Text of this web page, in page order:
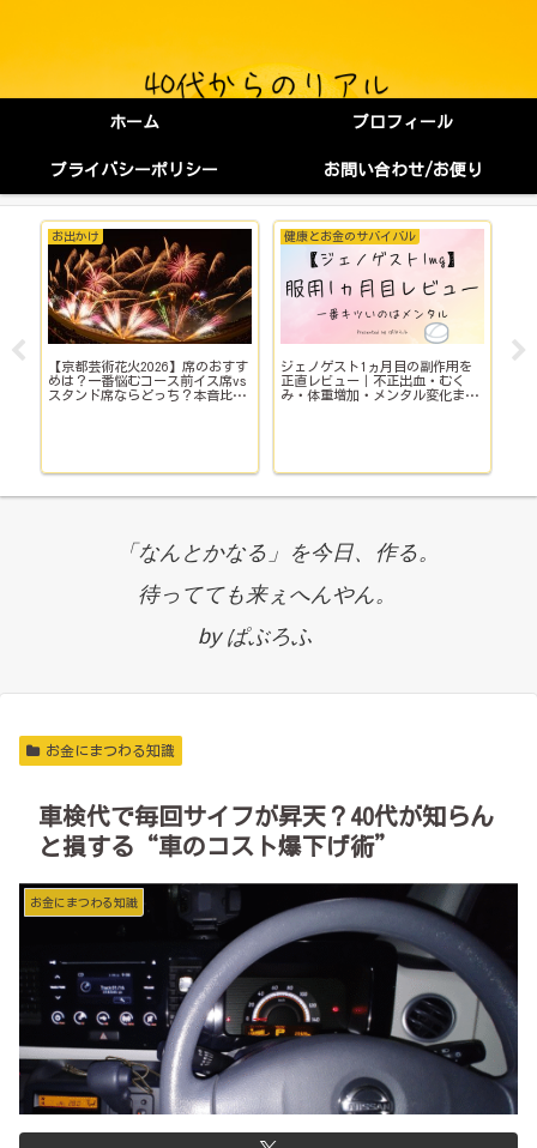
ホーム プロフィール
プライバシーポリシー お問い合わせ/お便り
お出かけ
【京都芸術花火2026】席のおすす
めは？一番悩むコース前イス席vs
スタンド席ならどっち？本音比
健康とお金のサバイバル
ジェノゲスト1ヵ月目の副作用を
正直レビュー｜不正出血・むく
み・体重増加・メンタル変化まで
「なんとかなる」を今日、作る。
待ってても来ぇへんやん。
by ぱぶろふ
お金にまつわる知識
車検代で毎回サイフが昇天？40代が知らん
と損する“車のコスト爆下げ術”
お金にまつわる知識